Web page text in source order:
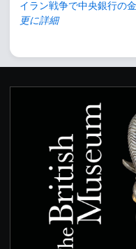
イラン戦争で中央銀行の
更に詳細